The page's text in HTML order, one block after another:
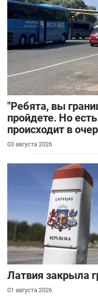
"Ребята, вы
пройдете. Но
происходит в
03 августа 2026
Латвия закрыла
01 августа 2026